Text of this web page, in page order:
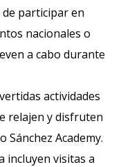
participar en
nacionales o
a cabo durante
actividades
relajen y disfruten
Sánchez Academy.
incluyen visitas a